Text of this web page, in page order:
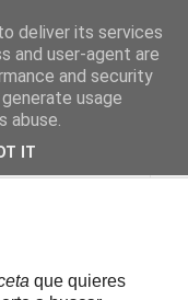
la Gastronomía
que quieres
deliver its services
and user-agent are
and security
usage
abuse.
IT